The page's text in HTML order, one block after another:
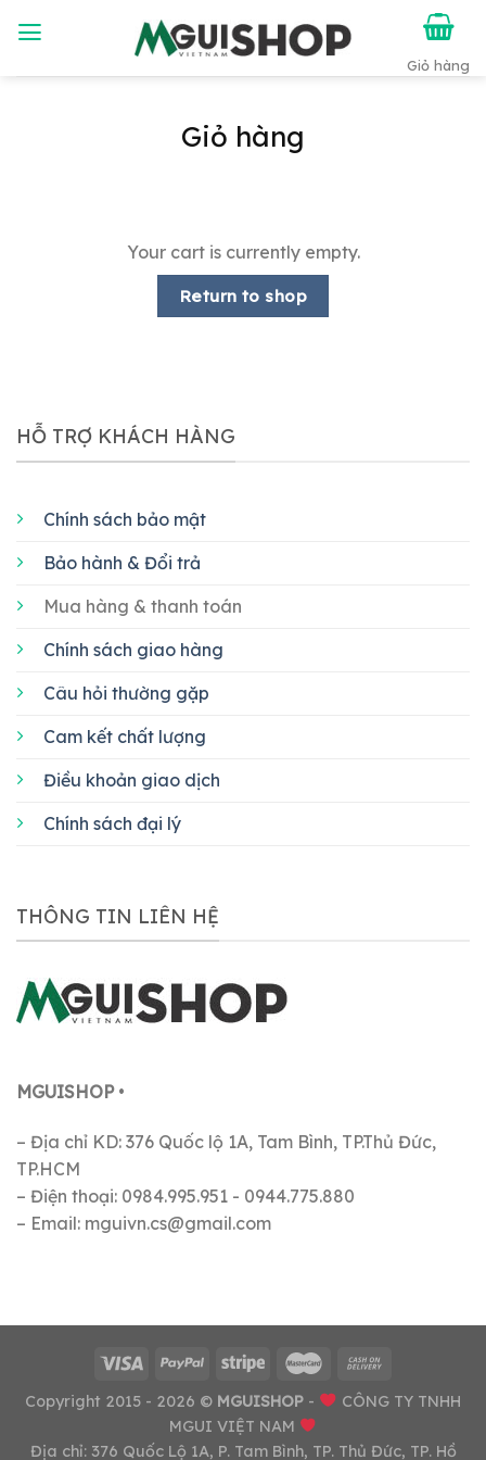
đến
Giỏ hàng
Your cart is currently empty.
Return to shop
HỖ TRỢ KHÁCH HÀNG
Chính sách bảo mật
Bảo hành & Đổi trả
Mua hàng & thanh toán
Chính sách giao hàng
Câu hỏi thường gặp
Cam kết chất lượng
Điều khoản giao dịch
Chính sách đại lý
THÔNG TIN LIÊN HỆ
MGUISHOP•
– Địa chỉ KD: 376 Quốc lộ 1A, Tam Bình, TP.Thủ Đức,
TP.HCM
– Điện thoại: 0984.995.951 - 0944.775.880
– Email: mguivn.cs@gmail.com
Copyright 2015 - 2026 © MGUISHOP -
CÔNG TY TNHH
MGUI VIỆT NAM
Địa chỉ: 376 Quốc Lộ 1A, P. Tam Bình, TP. Thủ Đức, TP. Hồ